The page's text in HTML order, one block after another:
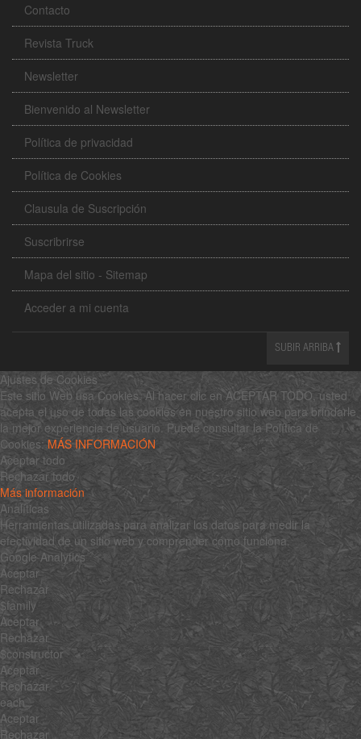
Contacto
Revista Truck
Newsletter
Bienvenido al Newsletter
Política de privacidad
Política de Cookies
Clausula de Suscripción
Suscribrirse
Mapa del sitio - Sitemap
Acceder a mi cuenta
SUBIR ARRIBA
Ajustes de Cookies
Este sitio Web usa Cookies. Al hacer clic en ACEPTAR TODO, usted
acepta el uso de todas las cookies en nuestro sitio web para brindarle
la mejor experiencia de usuario. Puede consultar la Política de
Cookies: MÁS INFORMACIÓN
Aceptar todo
Rechazar todo
Más información
Analíticas
Herramientas utilizadas para analizar los datos para medir la
efectividad de un sitio web y comprender cómo funciona.
Google Analytics
Aceptar
Rechazar
$family
Aceptar
Rechazar
$constructor
Aceptar
Rechazar
each
Aceptar
Rechazar